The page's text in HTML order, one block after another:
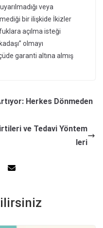
veya
bir ilişkide İkizler
açılma isteği
olmayı
garanti altına almış
Herkes Dönmeden
ve Tedavi Yöntem
leri